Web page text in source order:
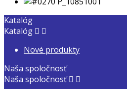
Katalóg
Katalóg  
Nové produkty
Naša spoločnosť
Naša spoločnosť  